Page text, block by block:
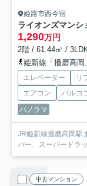
姫路市西今宿
ライオンズマン
1,290万円
2階 / 61.44㎡ /
姫新線「播磨高
エレベーター リ
エアコン
バルコ
パノラマ
JR姫新線播磨高岡駅
パー、スーパードラ
中古マンション